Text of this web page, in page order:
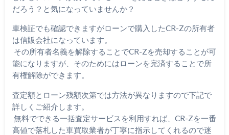
だろう？と気になっていませんか？
車検証でも確認できますがローンで購入したCR-Zの所有者
は信販会社になっています。
その所有者名義を解除することでCR-Zを売却することが可
能になりますが、そのためにはローンを完済することで所
有権解除ができます。
査定額とローン残額次第では方法が異なりますので下記で
詳しくご紹介します。
無料でできる一括査定サービスを利用すれば、CR-Zを一番
高値で落札した車買取業者が丁寧に指示してくれるので迷